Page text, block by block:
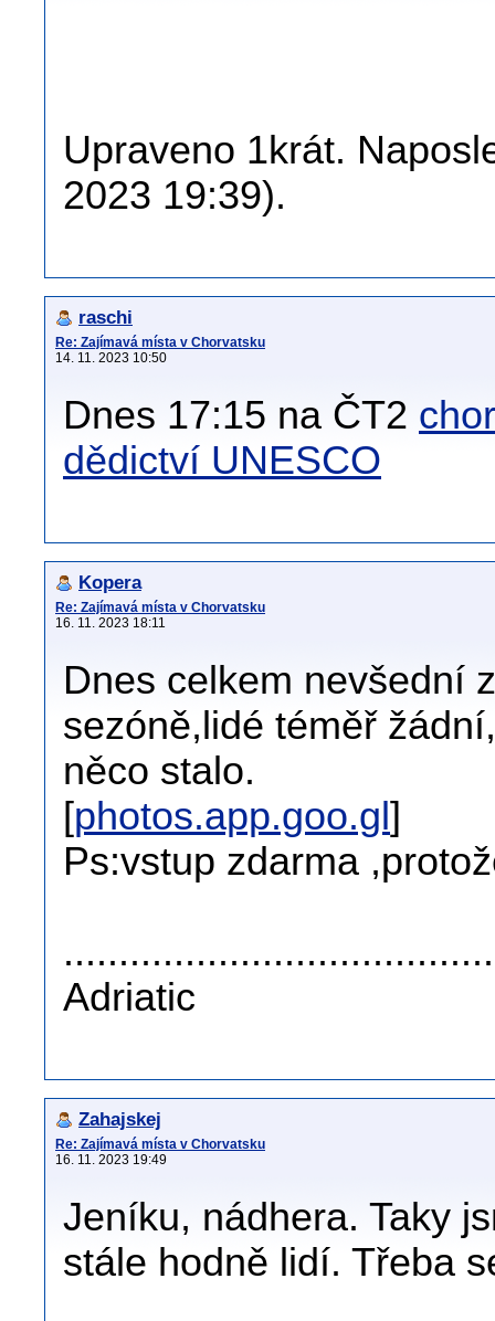
Upraveno 1krát.
2023 19:39).
raschi
Re: Zajímavá místa v Chorvatsku
14. 11. 2023 10:50
Dnes 17:15 na ČT2
dědictví UNESCO
Kopera
Re: Zajímavá místa v Chorvatsku
16. 11. 2023 18:11
Dnes celkem nevšední
sezóně,lidé téměř
něco stalo.
[photos.app.goo.gl ]
Ps:vstup zdarma
Adriatic
Zahajskej
Re: Zajímavá místa v Chorvatsku
16. 11. 2023 19:49
Jeníku, nádhera. Taky
stále hodně lidí. Třeba